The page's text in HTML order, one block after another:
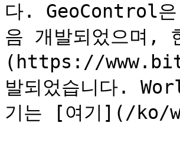
다. GeoControl
음 개발되었으며,
(https://
발되었습니다.
기는 [여기](/